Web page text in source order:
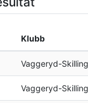
Klubb
Vaggeryd-
Vaggeryd-